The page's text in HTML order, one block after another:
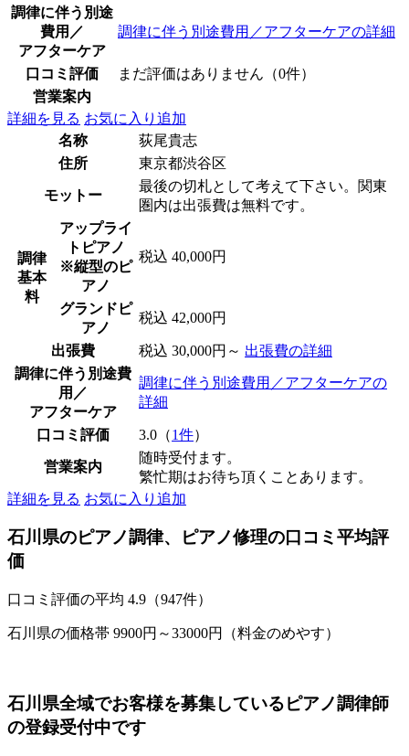
調律に伴う別途
費用／
アフターケア
調律に伴う別途費用／アフターケアの詳細
口コミ評価
まだ評価はありません（0件）
営業案内
詳細を見る お気に入り追加
名称
荻尾貴志
住所
東京都渋谷区
モットー
最後の切札として考えて下さい。関東
圏内は出張費は無料です。
調律
基本
料
アップライ
トピアノ
※縦型のピ
アノ
税込 40,000円
グランドピ
アノ
税込 42,000円
出張費 税込 30,000円～ 出張費の詳細
調律に伴う別途費
用／
アフターケア
調律に伴う別途費用／アフターケアの
詳細
口コミ評価 3.0（1件）
営業案内
随時受付ます。
繁忙期はお待ち頂くことあります。
詳細を見る お気に入り追加
石川県のピアノ調律、ピアノ修理の口コミ平均評
価
口コミ評価の平均 4.9（947件）
石川県の価格帯 9900円～33000円（料金のめやす）
石川県全域でお客様を募集しているピアノ調律師
の登録受付中です